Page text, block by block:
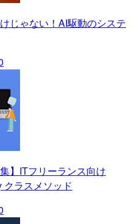
じゃない！AI駆動のシステ
】ITフリーランス向け
クラスメソッド